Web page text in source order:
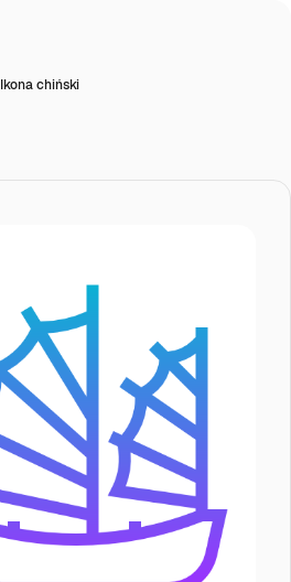
Ikona chiński